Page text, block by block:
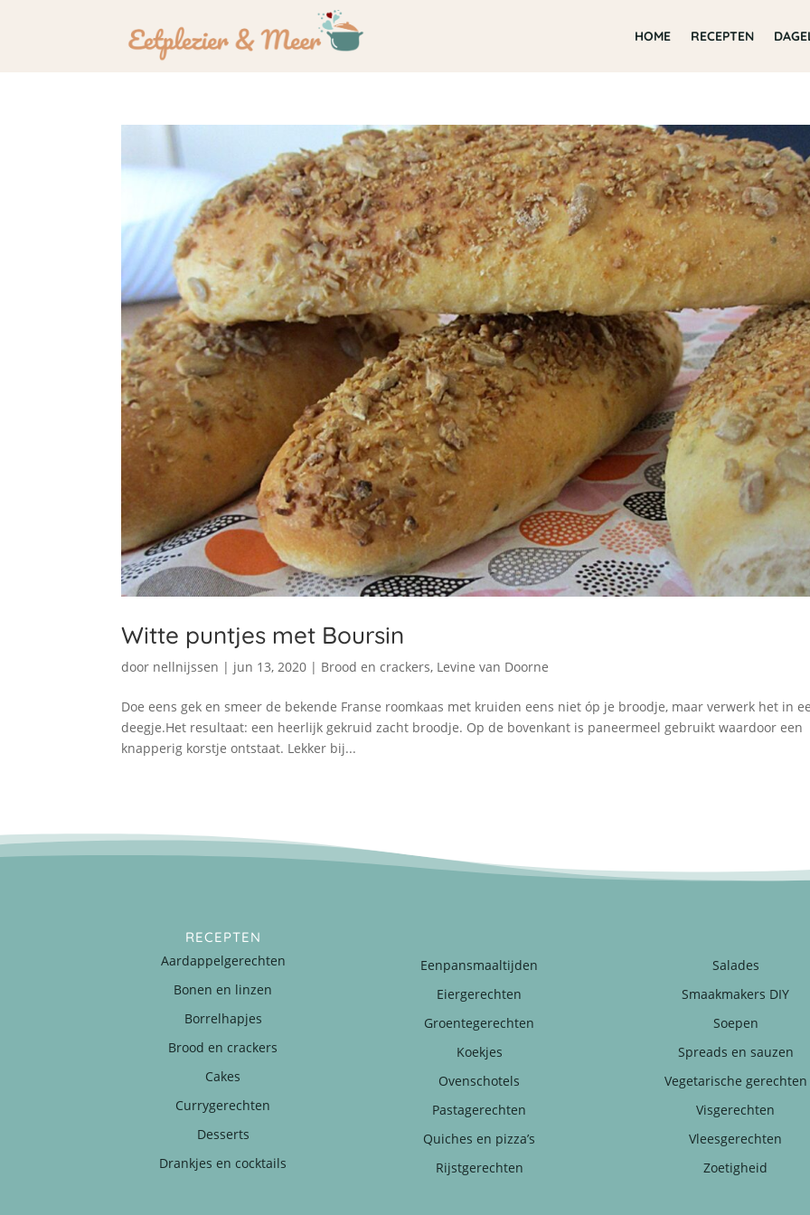
HOME RECEPTEN
Witte puntjes met Boursin
door nellnijssen | jun 13, 2020 | Brood en crackers, Levine van Doorne
Doe eens gek en smeer de bekende Franse roomkaas met kruiden eens niet óp je broodje, maar verwerk het in
deegje.Het resultaat: een heerlijk gekruid zacht broodje. Op de bovenkant is paneermeel gebruikt waardoor een
knapperig korstje ontstaat. Lekker bij...
RECEPTEN
Aardappelgerechten
Bonen en linzen
Borrelhapjes
Brood en crackers
Cakes
Currygerechten
Desserts
Drankjes en cocktails
Eenpansmaaltijden
Eiergerechten
Groentegerechten
Koekjes
Ovenschotels
Pastagerechten
Quiches en pizza’s
Rijstgerechten
Salades
Smaakmakers DIY
Soepen
Spreads en sauzen
Vegetarische gerechten
Visgerechten
Vleesgerechten
Zoetigheid